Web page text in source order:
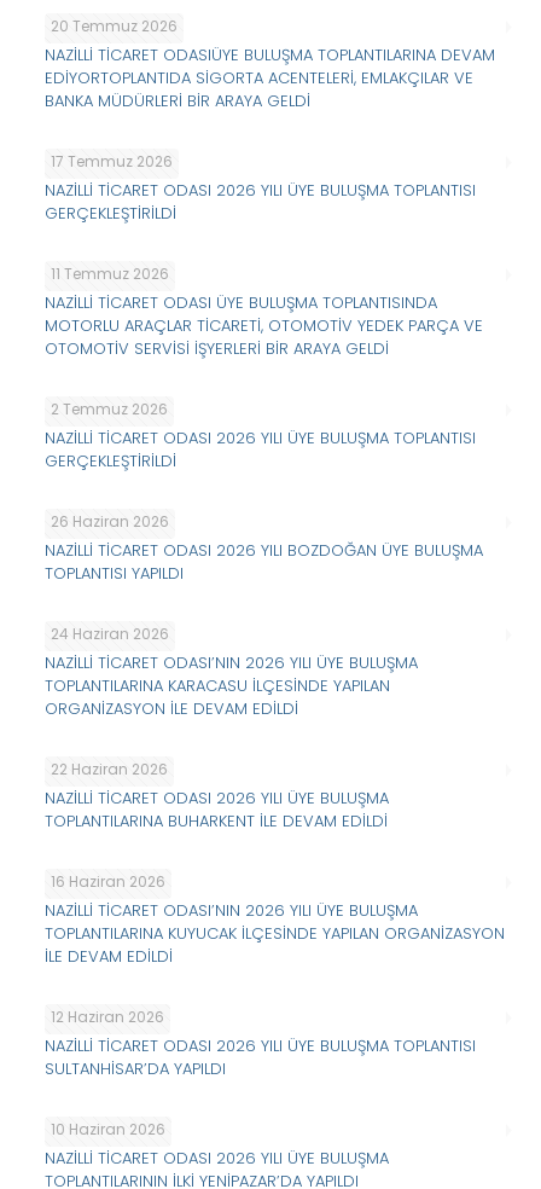
20 Temmuz 2026
NAZİLLİ TİCARET ODASIÜYE BULUŞMA TOPLANTILARINA DEVAM
EDİYORTOPLANTIDA SİGORTA ACENTELERİ, EMLAKÇILAR VE
BANKA MÜDÜRLERİ BİR ARAYA GELDİ
17 Temmuz 2026
NAZİLLİ TİCARET ODASI 2026 YILI ÜYE BULUŞMA TOPLANTISI
GERÇEKLEŞTİRİLDİ
11 Temmuz 2026
NAZİLLİ TİCARET ODASI ÜYE BULUŞMA TOPLANTISINDA
MOTORLU ARAÇLAR TİCARETİ, OTOMOTİV YEDEK PARÇA VE
OTOMOTİV SERVİSİ İŞYERLERİ BİR ARAYA GELDİ
2 Temmuz 2026
NAZİLLİ TİCARET ODASI 2026 YILI ÜYE BULUŞMA TOPLANTISI
GERÇEKLEŞTİRİLDİ
26 Haziran 2026
NAZİLLİ TİCARET ODASI 2026 YILI BOZDOĞAN ÜYE BULUŞMA
TOPLANTISI YAPILDI
24 Haziran 2026
NAZİLLİ TİCARET ODASI’NIN 2026 YILI ÜYE BULUŞMA
TOPLANTILARINA KARACASU İLÇESİNDE YAPILAN
ORGANİZASYON İLE DEVAM EDİLDİ
22 Haziran 2026
NAZİLLİ TİCARET ODASI 2026 YILI ÜYE BULUŞMA
TOPLANTILARINA BUHARKENT İLE DEVAM EDİLDİ
16 Haziran 2026
NAZİLLİ TİCARET ODASI’NIN 2026 YILI ÜYE BULUŞMA
TOPLANTILARINA KUYUCAK İLÇESİNDE YAPILAN ORGANİZASYON
İLE DEVAM EDİLDİ
12 Haziran 2026
NAZİLLİ TİCARET ODASI 2026 YILI ÜYE BULUŞMA TOPLANTISI
SULTANHİSAR’DA YAPILDI
10 Haziran 2026
NAZİLLİ TİCARET ODASI 2026 YILI ÜYE BULUŞMA
TOPLANTILARININ İLKİ YENİPAZAR’DA YAPILDI